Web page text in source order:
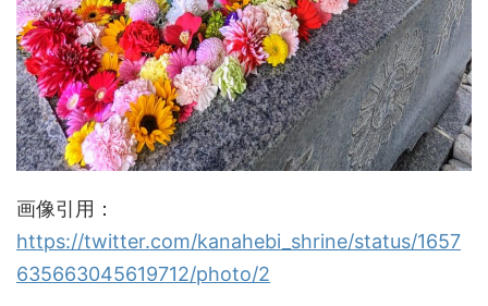
画像引用：
https://twitter.com/kanahebi_shrine/status/1657
635663045619712/photo/2